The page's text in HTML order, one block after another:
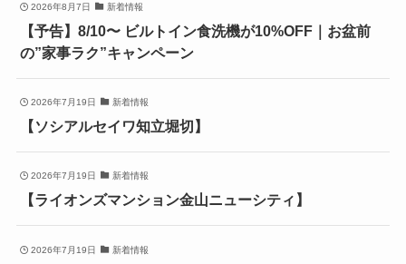
2026年8月7日 新着情報
【予告】8/10〜 ビルトイン食洗機が10%OFF｜お盆前
の”家事ラク”キャンペーン
2026年7月19日 新着情報
【ソシアルセイワ知立堀切】
2026年7月19日 新着情報
【ライオンズマンション金山ニューシティ】
2026年7月19日 新着情報